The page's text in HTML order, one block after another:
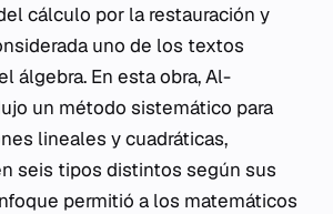
cálculo por la restauración y
uno de los textos
álgebra. En esta obra, Al-
un método sistemático para
lineales y cuadráticas,
seis tipos distintos según sus
permitió a los matemáticos